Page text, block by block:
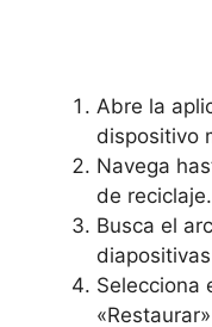
Abre la
dispositivo
Navega
de reciclaje.
Busca el
Selecciona